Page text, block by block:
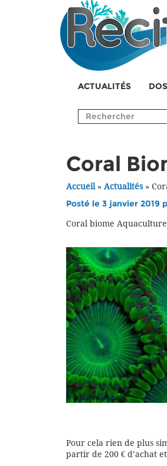
ACTUALITÉS
Coral
Accueil» Actualités»
Posté le 3 janvier 2019
Coral biome
Pour cela rien de plus
partir de 200 € d’achat